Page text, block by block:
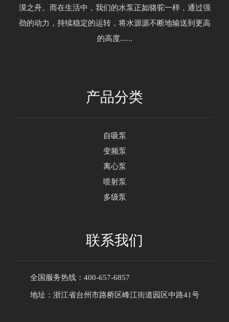
漠之舟。而在生活中，我们的水泵正如骆驼一样，通过强
劲的动力，持续稳定的运转，将水源源不断地输送到更高
的高度......
产品分类
自吸泵
变频泵
离心泵
喷射泵
多级泵
联系我们
全国服务热线：400-657-6857
地址：浙江省台州市路桥区峰江街道园区中路41号